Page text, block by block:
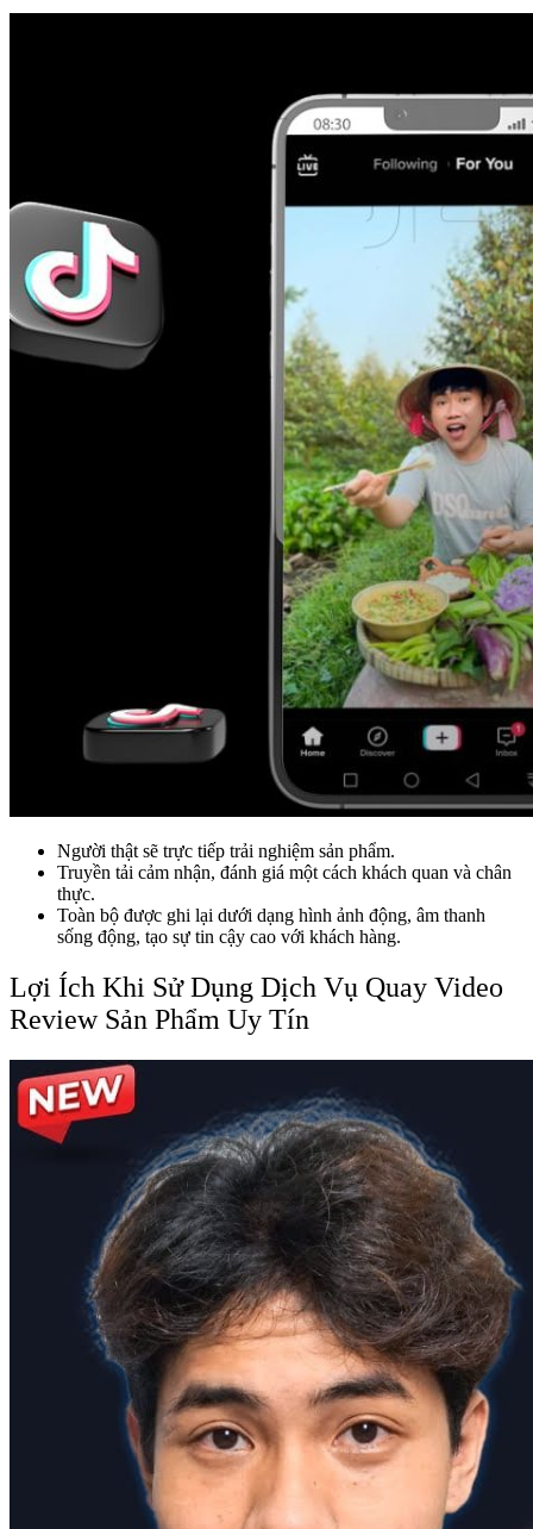
Người thật sẽ trực tiếp trải nghiệm sản phẩm.
Truyền tải cảm nhận, đánh giá một cách khách quan và chân
thực.
Toàn bộ được ghi lại dưới dạng hình ảnh động, âm thanh
sống động, tạo sự tin cậy cao với khách hàng.
Lợi Ích Khi Sử Dụng Dịch Vụ Quay Video
Review Sản Phẩm Uy Tín